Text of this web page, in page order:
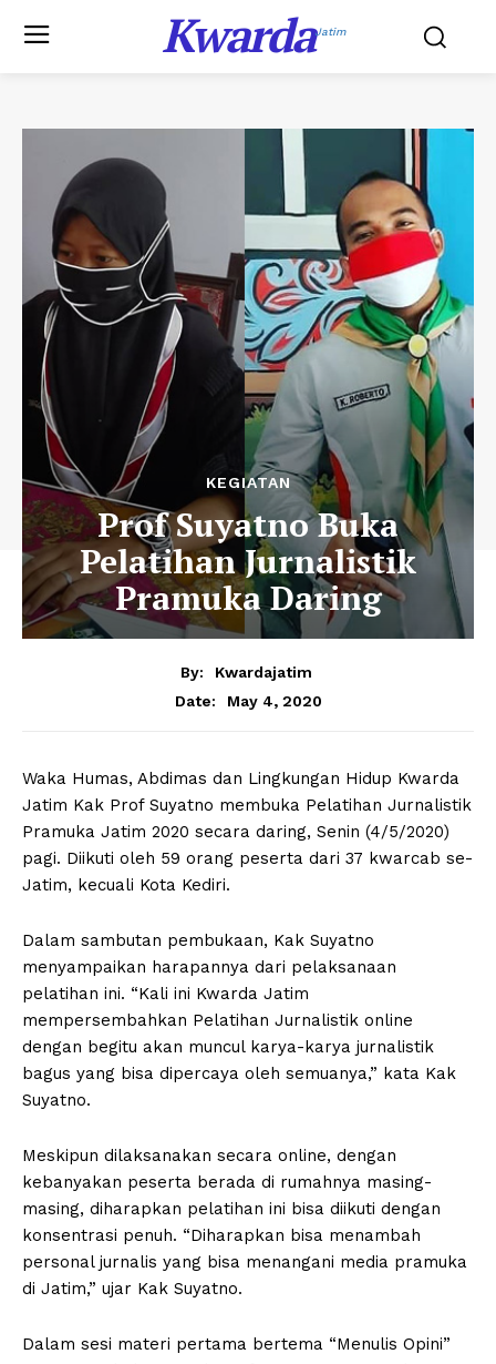
KwardaJatim
KEGIATAN
Prof Suyatno Buka
Pelatihan Jurnalistik
Pramuka Daring
By:
Kwardajatim
Date:
May 4, 2020
Waka Humas, Abdimas dan Lingkungan Hidup Kwarda
Jatim Kak Prof Suyatno membuka Pelatihan Jurnalistik
Pramuka Jatim 2020 secara daring, Senin (4/5/2020)
pagi. Diikuti oleh 59 orang peserta dari 37 kwarcab se-
Jatim, kecuali Kota Kediri.
Dalam sambutan pembukaan, Kak Suyatno
menyampaikan harapannya dari pelaksanaan
pelatihan ini. “Kali ini Kwarda Jatim
mempersembahkan Pelatihan Jurnalistik online
dengan begitu akan muncul karya-karya jurnalistik
bagus yang bisa dipercaya oleh semuanya,” kata Kak
Suyatno.
Meskipun dilaksanakan secara online, dengan
kebanyakan peserta berada di rumahnya masing-
masing, diharapkan pelatihan ini bisa diikuti dengan
konsentrasi penuh. “Diharapkan bisa menambah
personal jurnalis yang bisa menangani media pramuka
di Jatim,” ujar Kak Suyatno.
Dalam sesi materi pertama bertema “Menulis Opini”